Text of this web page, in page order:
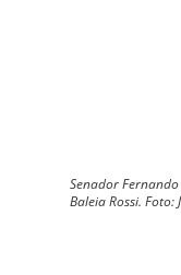
Senador
Baleia Rossi. Foto: